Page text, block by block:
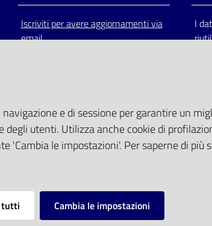
Iscriviti per avere aggiornamenti via
email
I
e di sessione per garantire un
utenti. Utilizza anche cookie di
'Cambia le impostazioni'. Per saperne di
tutti Cambia le impostazioni